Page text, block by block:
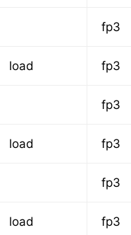
fp3
load fp3
fp3
load fp3
fp3
load fp3